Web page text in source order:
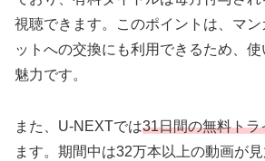
視聴できます。このポイントは、マ
ットへの交換にも利用できるため、
魅力です。
また、U-NEXTでは31日間の無料トラ
ます。期間中は32万本以上の動画が